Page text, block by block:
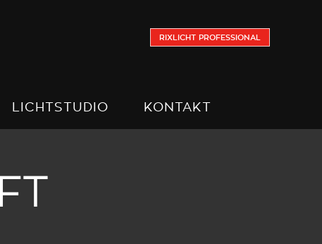
LICHTSTUDIO KONTAKT
RIXLICHT PROFESSIONAL